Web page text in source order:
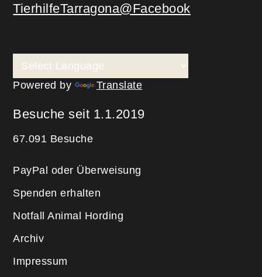
TierhilfeTarragona@Facebook
Powered by Translate
Besuche seit 1.1.2019
67.091 Besuche
PayPal oder Überweisung
Spenden erhalten
Notfall Animal Hording
Archiv
Impressum